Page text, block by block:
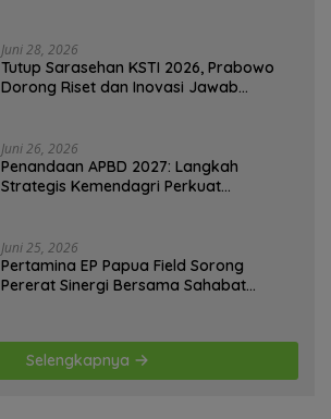
Juni 28, 2026
Tutup Sarasehan KSTI 2026, Prabowo
Dorong Riset dan Inovasi Jawab
Juni 26, 2026
Penandaan APBD 2027: Langkah
Strategis Kemendagri Perkuat
Juni 25, 2026
Pertamina EP Papua Field Sorong
Pererat Sinergi Bersama Sahabat
Selengkapnya